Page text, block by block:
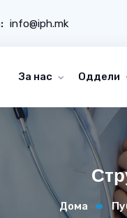
info@iph.mk
За нас Оддели
Дома